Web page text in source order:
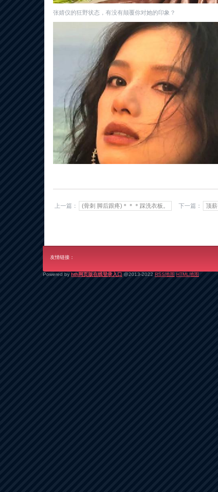
张婧仪的狂野状态，有没有颠覆你对她的印象？
上一篇： (骨刺 脚后跟疼)＊＊＊踩洗衣板。 下一篇： 顶
友情链接：
Powered by hth网页版在线登录入口 @2013-2022 RSS地图 HTML地图